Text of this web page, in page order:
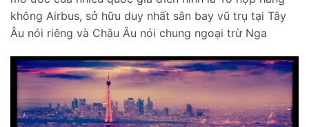
không Airbus, sở hữu duy nhất sân bay vũ trụ tại Tây
Âu nói riêng và Châu Âu nói chung ngoại trừ Nga